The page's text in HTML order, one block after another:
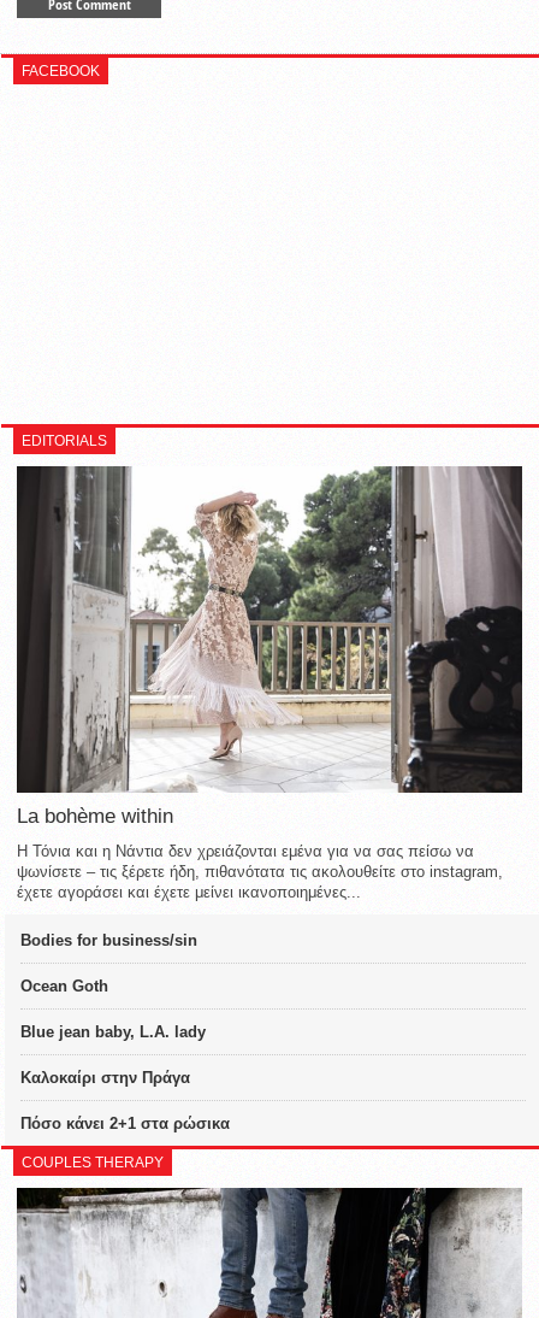
FACEBOOK
EDITORIALS
La bohème within
Η Τόνια και η Νάντια δεν χρειάζονται εμένα για να σας πείσω να
ψωνίσετε – τις ξέρετε ήδη, πιθανότατα τις ακολουθείτε στο instagram,
έχετε αγοράσει και έχετε μείνει ικανοποιημένες...
Bodies for business/sin
Ocean Goth
Blue jean baby, L.A. lady
Καλοκαίρι στην Πράγα
Πόσο κάνει 2+1 στα ρώσικα
COUPLES THERAPY